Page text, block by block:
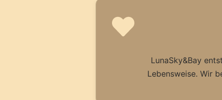
LunaSky&Bay
Lebensweise. Wir